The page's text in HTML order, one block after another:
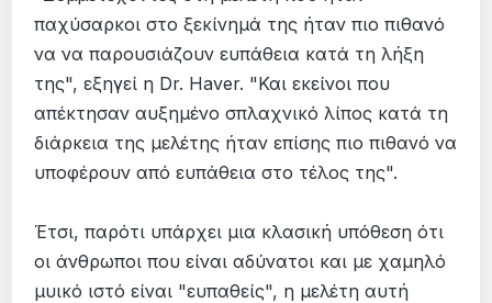
παχύσαρκοι στο ξεκίνημά της ήταν πιο πιθανό
να να παρουσιάζουν ευπάθεια κατά τη λήξη
της", εξηγεί η Dr. Haver. "Και εκείνοι που
απέκτησαν αυξημένο σπλαχνικό λίπος κατά τη
διάρκεια της μελέτης ήταν επίσης πιο πιθανό να
υποφέρουν από ευπάθεια στο τέλος της".
Έτσι, παρότι υπάρχει μια κλασική υπόθεση ότι
οι άνθρωποι που είναι αδύνατοι και με χαμηλό
μυικό ιστό είναι "ευπαθείς", η μελέτη αυτή